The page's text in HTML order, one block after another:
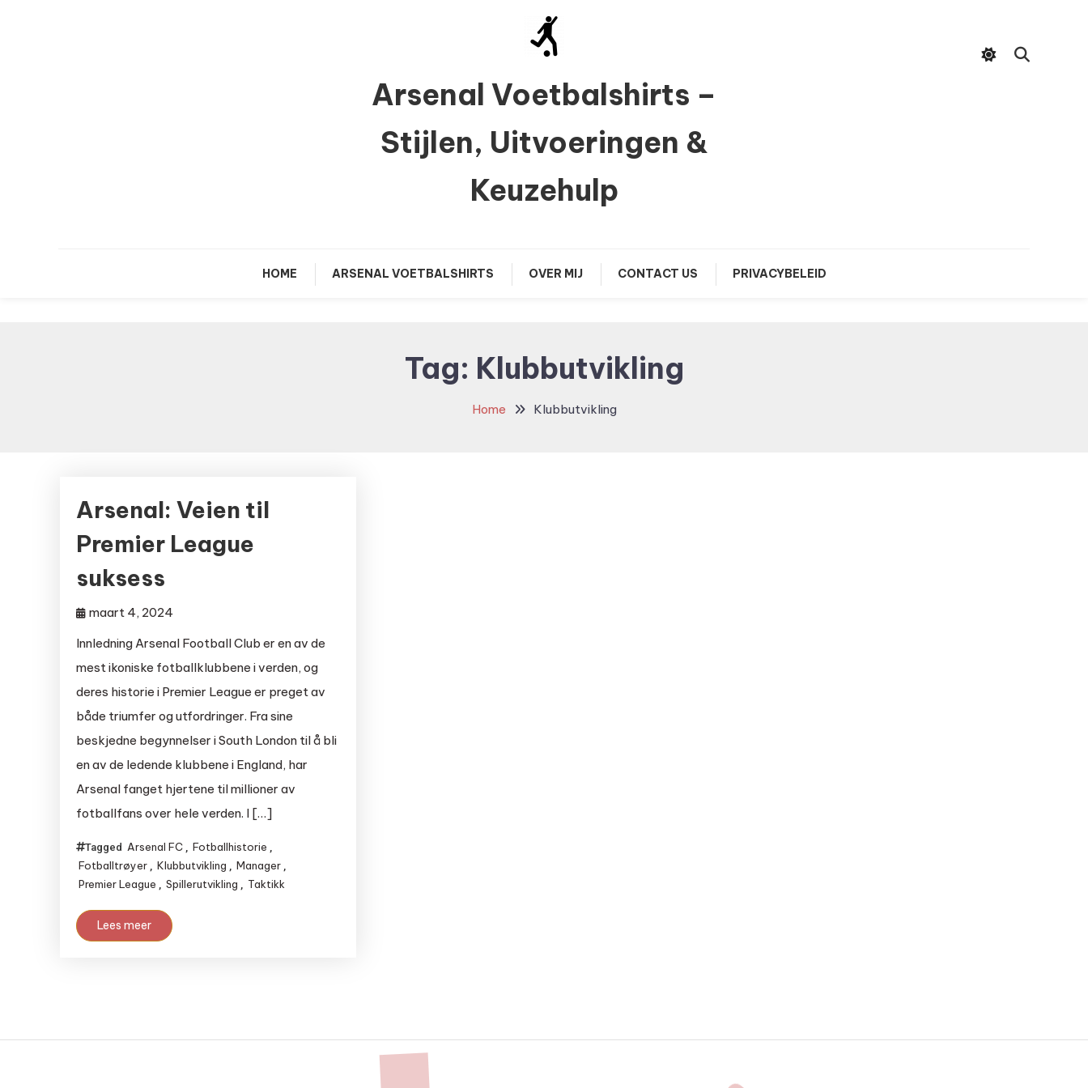
Arsenal Voetbalshirts –
Stijlen, Uitvoeringen &
Keuzehulp
HOME ARSENAL VOETBALSHIRTS OVER MIJ CONTACT US PRIVACYBELEID
Tag: Klubbutvikling
Home Klubbutvikling
Arsenal: Veien til
Premier League
suksess
maart 4, 2024
Innledning Arsenal Football Club er en av de
mest ikoniske fotballklubbene i verden, og
deres historie i Premier League er preget av
både triumfer og utfordringer. Fra sine
beskjedne begynnelser i South London til å bli
en av de ledende klubbene i England, har
Arsenal fanget hjertene til millioner av
fotballfans over hele verden. I […]
Tagged Arsenal FC , Fotballhistorie ,
Fotballtrøyer , Klubbutvikling , Manager ,
Premier League , Spillerutvikling , Taktikk
Lees meer